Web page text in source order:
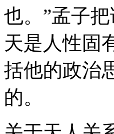
也。”孟子
天是人性固
括他的政治
的。